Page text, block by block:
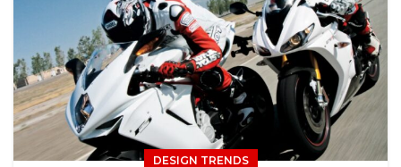
DESIGN TRENDS